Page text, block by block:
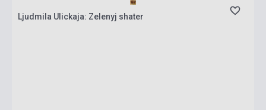
Ljudmila Ulickaja: Zelenyj shater